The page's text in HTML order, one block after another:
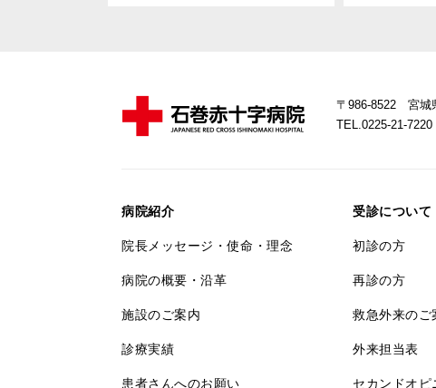
〒986-8522 宮城
TEL.0225-21-7220
病院紹介
院長メッセージ・使命・理念
病院の概要・沿革
施設のご案内
診療実績
患者さんへのお願い
受診について
初診の方
再診の方
救急外来のご
外来担当表
セカンドオピ